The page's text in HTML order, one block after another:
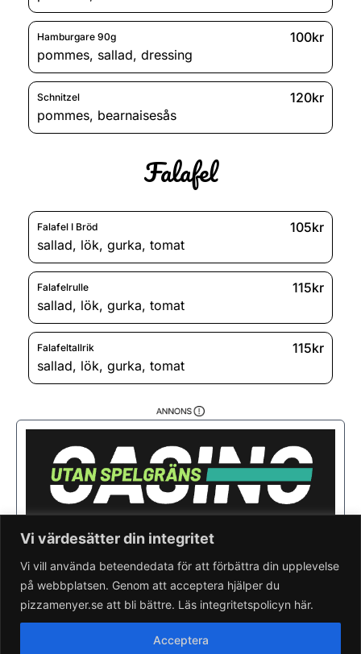
Vi värdesätter din integritet
Vi vill använda beteendedata för att förbättra din upplevelse
på webbplatsen. Genom att acceptera hjälper du
pizzamenyer.se att bli bättre. Läs integritetspolicyn här.
Acceptera
Hamburgare 90g
100kr
pommes, sallad, dressing
Schnitzel
120kr
pommes, bearnaisesås
Falafel
Falafel I Bröd
105kr
sallad, lök, gurka, tomat
Falafelrulle
115kr
sallad, lök, gurka, tomat
Falafeltallrik
115kr
sallad, lök, gurka, tomat
Saknar du din pizzeria?Lägg till pizzeria.
Skapa gratis pizzeria-hemsida